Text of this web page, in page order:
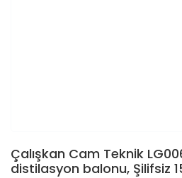
Çalışkan Cam Teknik
distilasyon balonu, Şilifsiz